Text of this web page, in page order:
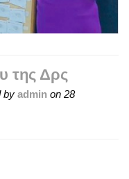
της Δρς
by adminon 28